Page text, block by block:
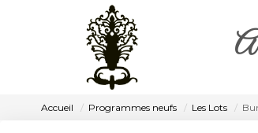
Accueil Programmes neufs Les Lots